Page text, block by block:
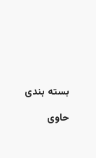
بسته بندی
حاوی